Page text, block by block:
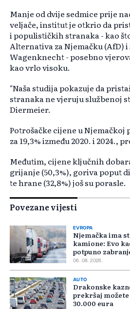
Manje od dvije sedmice prije
veljače, institut je otkrio da
i populističkih stranaka - kao
Alternativa za Njemačku (AfD) i
Wagenknecht - posebno
kao vrlo visoku.
"Naša studija pokazuje da
stranaka ne vjeruju službenoj
Diermeier.
Potrošačke cijene u Njemačkoj
za 19,3% između 2020. i 2024.,
Međutim, cijene ključnih
grijanje (50,3%), goriva poput
te hrane (32,8%) još su porasle.
Povezane vijesti
EVROPA
Njemačka ima
kamione: Evo
potpuno
06. 08. 2026.
AUTO
Drakonske
prekršaj
30.000 eura